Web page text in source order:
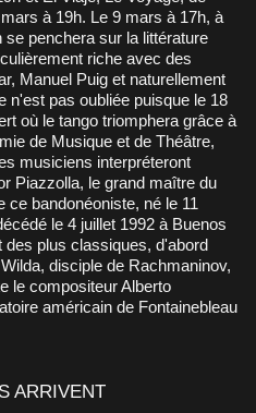
à 19h. Le 9 mars à 17h, à
penchera sur la littérature
riche avec des
Manuel Puig et naturellement
n'est pas oubliée puisque le 18
où le tango triomphera grâce à
de Musique et de Théâtre,
musiciens interpréteront
Piazzolla, le grand maître du
ce bandonéoniste, né le 11
le 4 juillet 1992 à Buenos
plus classiques, d'abord
disciple de Rachmaninov,
le compositeur Alberto
américain de Fontainebleau
ARRIVENT